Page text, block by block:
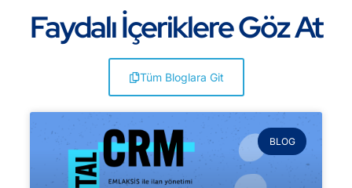
Faydalı İçeriklere Göz At
Tüm Bloglara Git
BLOG